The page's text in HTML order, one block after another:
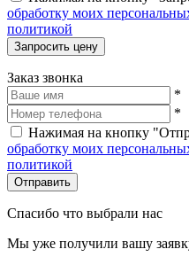
обработку моих
политикой
Запросить цену
Заказ звонка
*
*
Нажимая на кнопку
обработку моих
политикой
Отправить
Спасибо что выбрали нас
Мы уже получили вашу